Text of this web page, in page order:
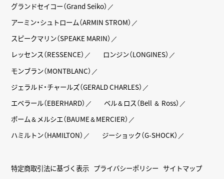
グランドセイコー（Grand Seiko）
アーミン・シュトローム（ARMIN STROM）
スピークマリン（SPEAKE MARIN）
レッセンス（RESSENCE）
ロンジン（LONGINES）
モンブラン（MONTBLANC）
ジェラルド・チャールズ（GERALD CHARLES）
エベラール（EBERHARD）
ベル＆ロス（Bell ＆ Ross）
ボーム＆メルシエ（BAUME＆MERCIER）
ハミルトン（HAMILTON）
ジーショック（G-SHOCK）
特定商取引法に基づく表示 プライバシーポリシー サイトマップ